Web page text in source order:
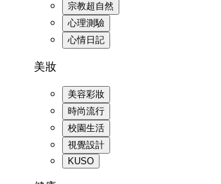
宗教超自然
心理測驗
心情日記
美妝
美容彩妝
時尚流行
校園生活
視覺設計
KUSO